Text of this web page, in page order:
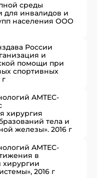
среды
для инвалидов и
населения ООО
России
и
помощи при
спортивных
AMTEC-
хирургия
тела и
железы». 2016 г
AMTEC-
в
хирургии
2016 г